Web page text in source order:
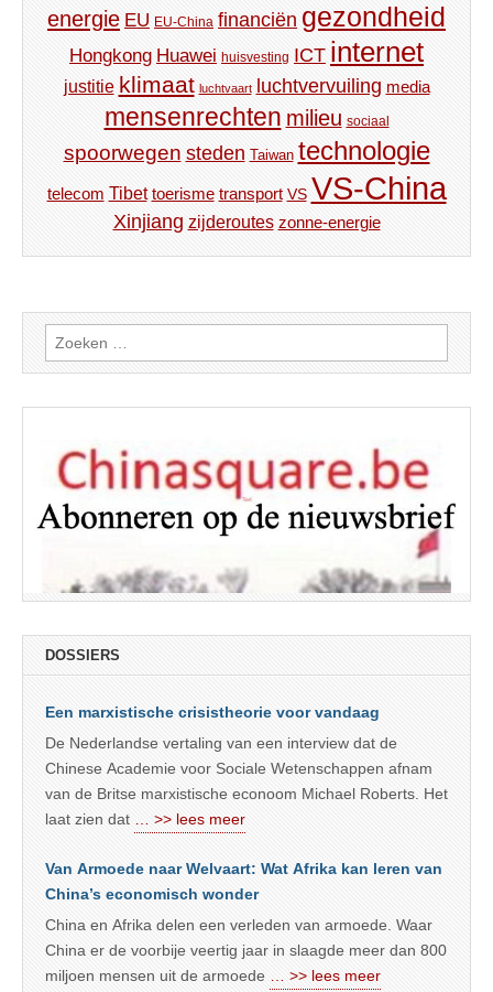
energie EU EU-China financiën gezondheid
Hongkong Huawei huisvesting ICT internet
justitie klimaat luchtvaart luchtvervuiling media
mensenrechten milieu sociaal
spoorwegen steden Taiwan technologie
telecom Tibet toerisme transport VS VS-China
Xinjiang zijderoutes zonne-energie
Zoeken
naar:
DOSSIERS
Een marxistische crisistheorie voor vandaag
De Nederlandse vertaling van een interview dat de
Chinese Academie voor Sociale Wetenschappen afnam
van de Britse marxistische econoom Michael Roberts. Het
laat zien dat
… >> lees meer
Van Armoede naar Welvaart: Wat Afrika kan leren van
China’s economisch wonder
China en Afrika delen een verleden van armoede. Waar
China er de voorbije veertig jaar in slaagde meer dan 800
miljoen mensen uit de armoede
… >> lees meer